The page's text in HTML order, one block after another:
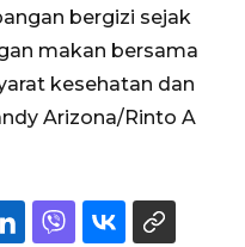
bergizi sejak
makan bersama
kesehatan dan
Arizona/Rinto A